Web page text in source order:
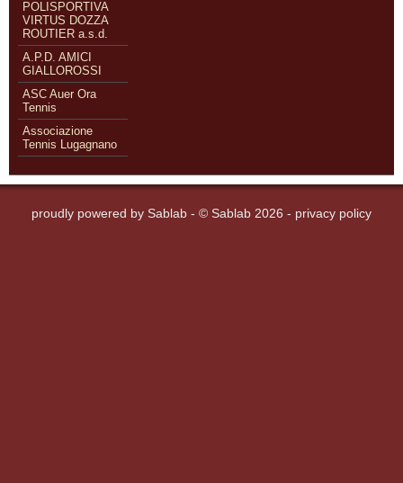
POLISPORTIVA
VIRTUS DOZZA
ROUTIER a.s.d.
A.P.D. AMICI
GIALLOROSSI
ASC Auer Ora
Tennis
Associazione
Tennis Lugagnano
proudly powered by Sablab - © Sablab 2026 - privacy policy